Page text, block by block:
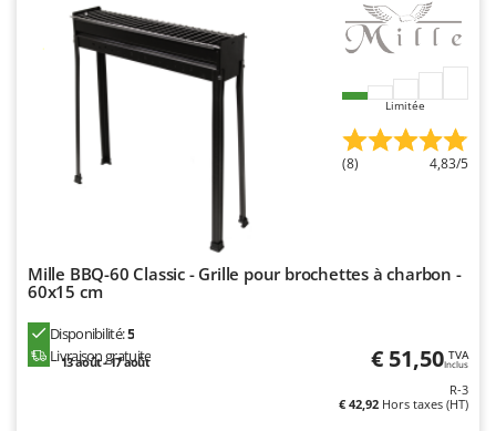
Limitée
(8) 4,83/5
Mille BBQ-60 Classic - Grille pour brochettes à charbon -
60x15 cm
Disponibilité:5
Livraison gratuite
13 août - 17 août € 51,50 TVA
Inclus
R-3
€ 42,92 Hors taxes (HT)